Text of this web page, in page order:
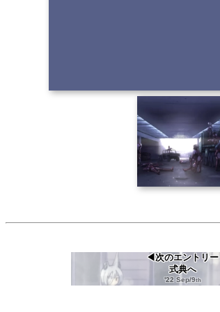
◀次のエントリー
式典へ
'22 Sep/9th